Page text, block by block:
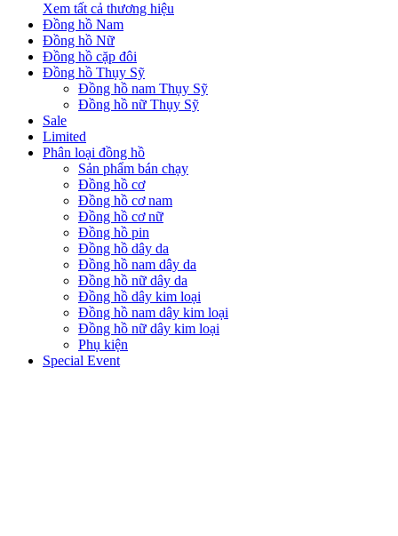
Xem tất cả thương hiệu
Đồng hồ Nam
Đồng hồ Nữ
Đồng hồ cặp đôi
Đồng hồ Thụy Sỹ
Đồng hồ nam Thụy Sỹ
Đồng hồ nữ Thụy Sỹ
Sale
Limited
Phân loại đồng hồ
Sản phẩm bán chạy
Đồng hồ cơ
Đồng hồ cơ nam
Đồng hồ cơ nữ
Đồng hồ pin
Đồng hồ dây da
Đồng hồ nam dây da
Đồng hồ nữ dây da
Đồng hồ dây kim loại
Đồng hồ nam dây kim loại
Đồng hồ nữ dây kim loại
Phụ kiện
Special Event